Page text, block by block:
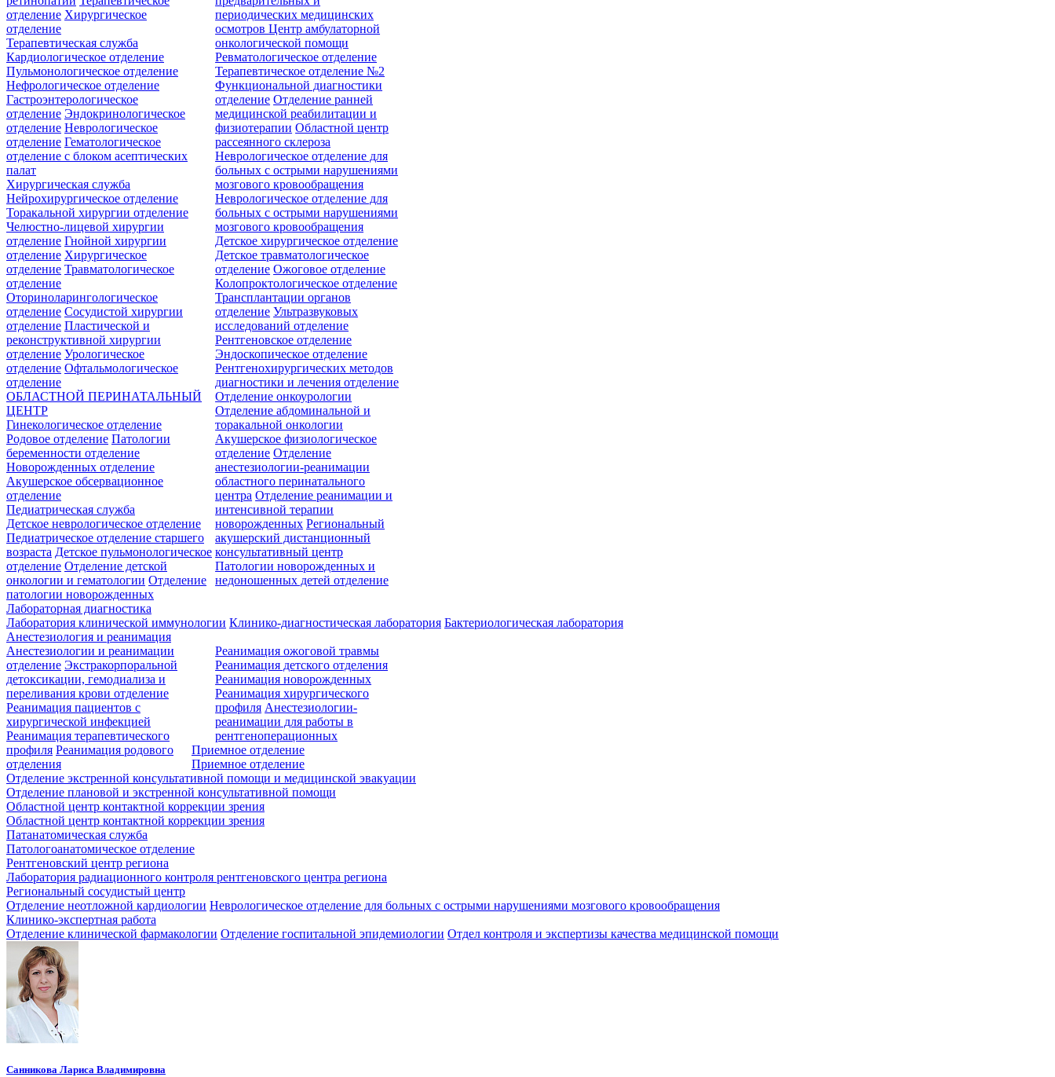
отделение Хирургическое
отделение
периодических медицинских
осмотровЦентр амбулаторной
онкологической помощи
Терапевтическая служба
Кардиологическое отделение
Пульмонологическое отделение
Нефрологическое отделение
Гастроэнтерологическое
отделение Эндокринологическое
отделение Неврологическое
отделение Гематологическое
отделение c блоком асептических
палат
Ревматологическое отделение
Терапевтическое отделение №2
Функциональной диагностики
отделение Отделение ранней
медицинской реабилитации и
физиотерапии Областной центр
рассеянного склероза
Неврологическое отделение для
больных с острыми нарушениями
мозгового кровообращения
Неврологическое отделение для
больных с острыми нарушениями
мозгового кровообращения
Хирургическая служба
Нейрохирургическое отделение
Торакальной хирургии отделение
Челюстно-лицевой хирургии
отделение Гнойной хирургии
отделение Хирургическое
отделение Травматологическое
отделение
Оториноларингологическое
отделение Сосудистой хирургии
отделение Пластической и
реконструктивной хирургии
отделение Урологическое
отделение Офтальмологическое
отделение
Детское хирургическое отделение
Детское травматологическое
отделение Ожоговое отделение
Колопроктологическое отделение
Трансплантации органов
отделение Ультразвуковых
исследований отделение
Рентгеновское отделение
Эндоскопическое отделение
Рентгенохирургических методов
диагностики и лечения отделение
Отделение онкоурологии
Отделение абдоминальной и
торакальной онкологии
ОБЛАСТНОЙ ПЕРИНАТАЛЬНЫЙ
ЦЕНТР
Гинекологическое отделение
Родовое отделение Патологии
беременности отделение
Новорожденных отделение
Акушерское обсервационное
отделение
Акушерское физиологическое
отделение Отделение
анестезиологии-реанимации
областного перинатального
центра Отделение реанимации и
интенсивной терапии
новорожденных Региональный
акушерский дистанционный
консультативный центр
Патологии новорожденных и
недоношенных детей отделение
Педиатрическая служба
Детское неврологическое отделение
Педиатрическое отделение старшего
возраста Детское пульмонологическое
отделение Отделение детской
онкологии и гематологии Отделение
патологии новорожденных
Лабораторная диагностика
Лаборатория клинической иммунологии Клинико-диагностическая лаборатория Бактериологическая лаборатория
Анестезиология и реанимация
Анестезиологии и реанимации
отделение Экстракорпоральной
детоксикации, гемодиализа и
переливания крови отделение
Реанимация пациентов с
хирургической инфекцией
Реанимация терапевтического
профиля Реанимация родового
отделения
Реанимация ожоговой травмы
Реанимация детского отделения
Реанимация новорожденных
Реанимация хирургического
профиля Анестезиологии-
реанимации для работы в
рентгеноперационных
Приемное отделение
Приемное отделение
Отделение экстренной консультативной помощи и медицинской эвакуации
Отделение плановой и экстренной консультативной помощи
Областной центр контактной коррекции зрения
Областной центр контактной коррекции зрения
Патанатомическая служба
Патологоанатомическое отделение
Рентгеновский центр региона
Лаборатория радиационного контроля рентгеновского центра региона
Региональный сосудистый центр
Отделение неотложной кардиологии Неврологическое отделение для больных с острыми нарушениями мозгового кровообращения
Клинико-экспертная работа
Отделение клинической фармакологии Отделение госпитальной эпидемиологии Отдел контроля и экспертизы качества медицинской помощи
Санникова Лариса Владимировна